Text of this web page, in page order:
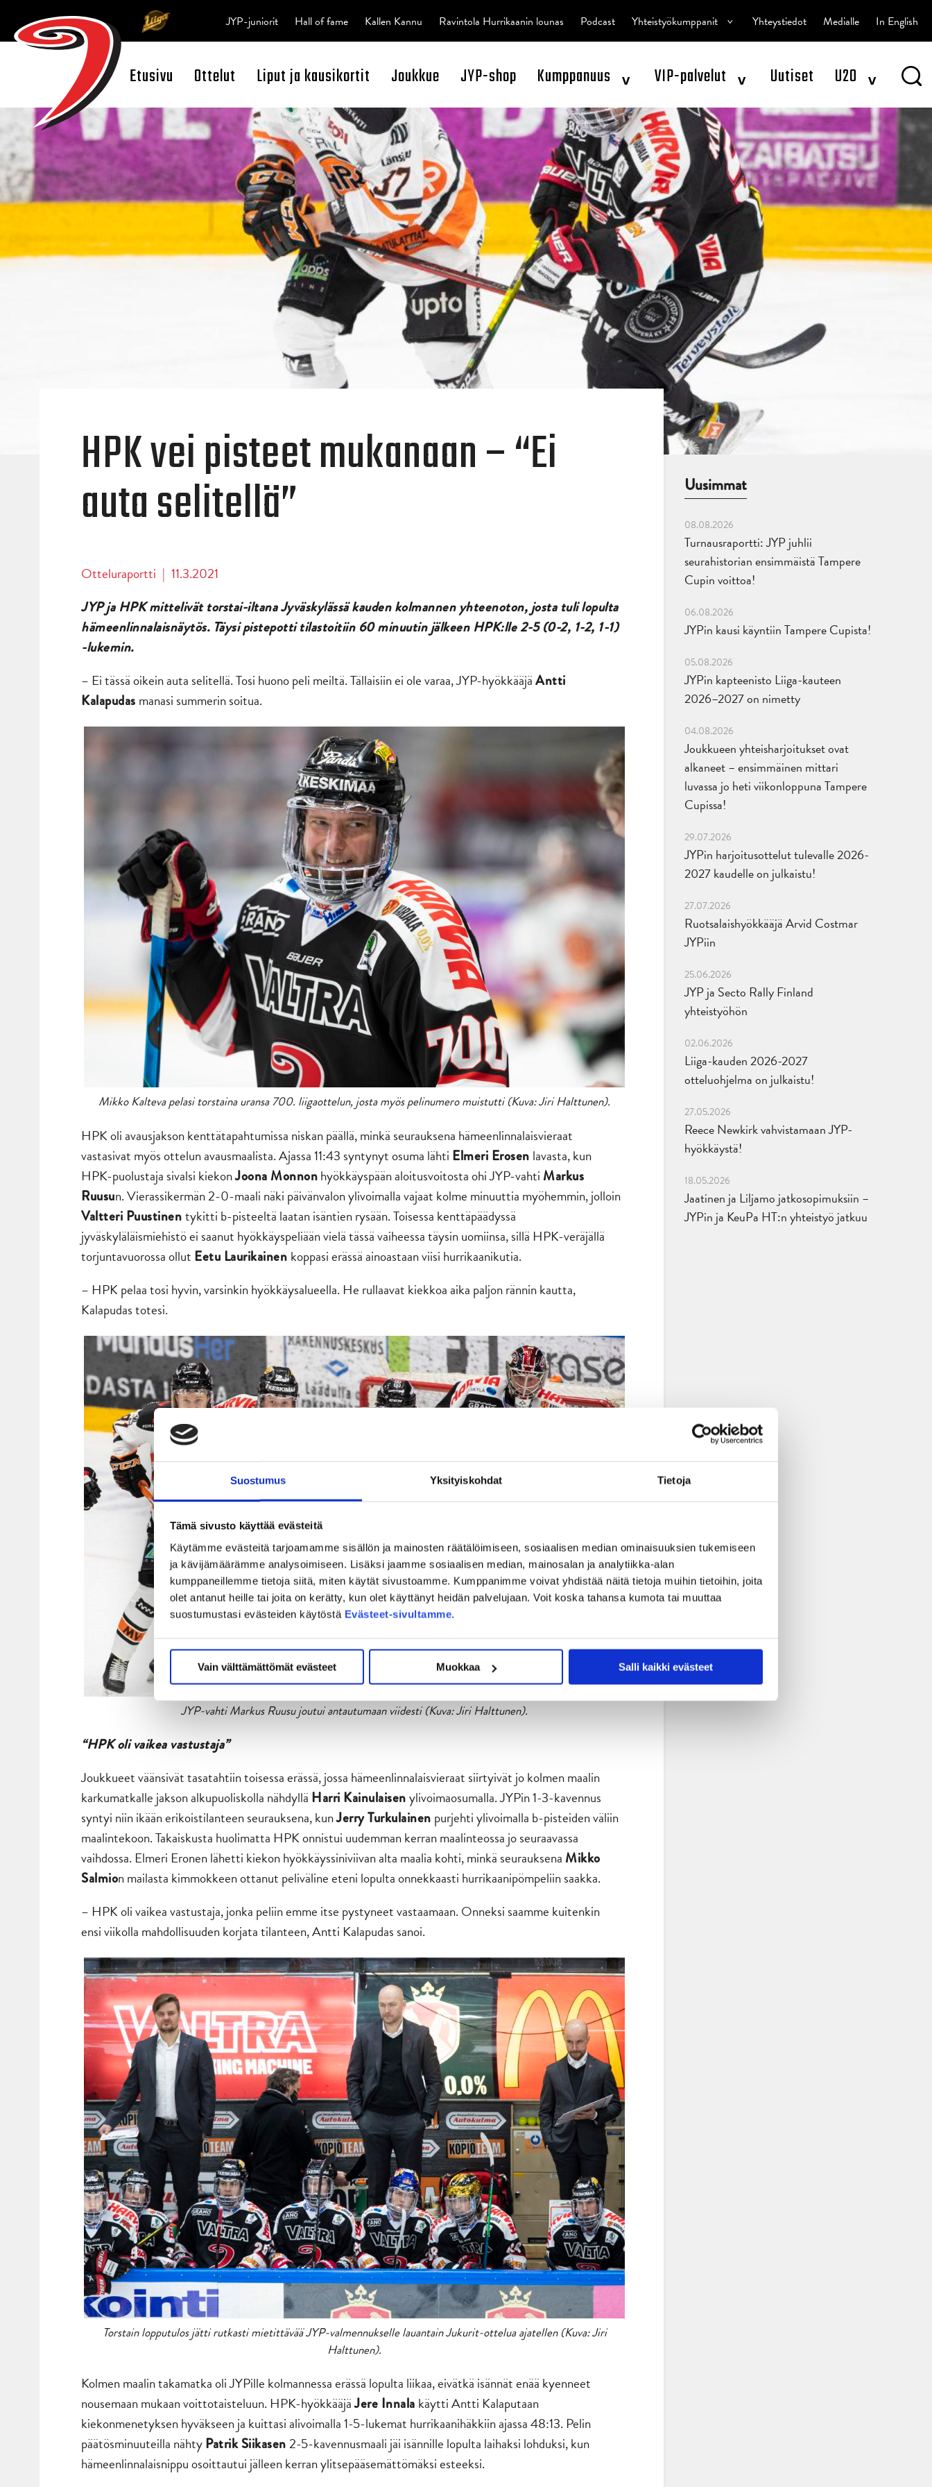
Suostumus Yksityiskohdat Tietoja
Tämä sivusto käyttää evästeitä
Käytämme evästeitä tarjoamamme sisällön ja mainosten räätälöimiseen, sosiaalisen median ominaisuuksien tukemiseen
ja kävijämäärämme analysoimiseen. Lisäksi jaamme sosiaalisen median, mainosalan ja analytiikka-alan
kumppaneillemme tietoja siitä, miten käytät sivustoamme. Kumppanimme voivat yhdistää näitä tietoja muihin tietoihin, joita
olet antanut heille tai joita on kerätty, kun olet käyttänyt heidän palvelujaan. Voit koska tahansa kumota tai muuttaa
suostumustasi evästeiden käytöstä Evästeet-sivultamme.
Vain välttämättömät evästeet Muokkaa Salli kaikki evästeet
Open Search
Etusivu Ottelut Liput ja kausikortit Joukkue JYP-shop Kumppanuus ^ VIP-palvelut ^ Uutiset U20 ^
JYP-juniorit Hall of fame Kallen Kannu Ravintola Hurrikaanin lounas Podcast Yhteistyökumppanit ^ Yhteystiedot Medialle In English
HPK vei pisteet mukanaan – “Ei
auta selitellä”
Otteluraportti | 11.3.2021
JYP ja HPK mittelivät torstai-iltana Jyväskylässä kauden kolmannen yhteenoton, josta tuli lopulta
hämeenlinnalaisnäytös. Täysi pistepotti tilastoitiin 60 minuutin jälkeen HPK:lle 2-5 (0-2, 1-2, 1-1)
-lukemin.
– Ei tässä oikein auta selitellä. Tosi huono peli meiltä. Tällaisiin ei ole varaa, JYP-hyökkääjäAntti
Kalapudas manasi summerin soitua.
Mikko Kalteva pelasi torstaina uransa 700. liigaottelun, josta myös pelinumero muistutti (Kuva: Jiri Halttunen).
HPK oli avausjakson kenttätapahtumissa niskan päällä, minkä seurauksena hämeenlinnalaisvieraat
vastasivat myös ottelun avausmaalista. Ajassa 11:43 syntynyt osuma lähti Elmeri Erosen lavasta, kun
HPK-puolustaja sivalsi kiekonJoona Monnonhyökkäyspään aloitusvoitosta ohi JYP-vahti Markus
Ruusun. Vierassikermän 2-0-maali näki päivänvalon ylivoimalla vajaat kolme minuuttia myöhemmin, jolloin
Valtteri Puustinentykitti b-pisteeltä laatan isäntien rysään. Toisessa kenttäpäädyssä
jyväskyläläismiehistö ei saanut hyökkäyspeliään vielä tässä vaiheessa täysin uomiinsa, sillä HPK-veräjällä
torjuntavuorossa ollut Eetu Laurikainen koppasi erässä ainoastaan viisi hurrikaanikutia.
– HPK pelaa tosi hyvin, varsinkin hyökkäysalueella. He rullaavat kiekkoa aika paljon rännin kautta,
Kalapudas totesi.
JYP-vahti Markus Ruusu joutui antautumaan viidesti (Kuva: Jiri Halttunen).
“HPK oli vaikea vastustaja”
Joukkueet väänsivät tasatahtiin toisessa erässä, jossa hämeenlinnalaisvieraat siirtyivät jo kolmen maalin
karkumatkalle jakson alkupuoliskolla nähdyllä Harri Kainulaisenylivoimaosumalla. JYPin 1-3-kavennus
syntyi niin ikään erikoistilanteen seurauksena, kunJerry Turkulainen purjehti ylivoimalla b-pisteiden väliin
maalintekoon. Takaiskusta huolimatta HPK onnistui uudemman kerran maalinteossa jo seuraavassa
vaihdossa. Elmeri Eronen lähetti kiekon hyökkäyssiniviivan alta maalia kohti, minkä seurauksena Mikko
Salmion mailasta kimmokkeen ottanut peliväline eteni lopulta onnekkaasti hurrikaanipömpeliin saakka.
– HPK oli vaikea vastustaja, jonka peliin emme itse pystyneet vastaamaan. Onneksi saamme kuitenkin
ensi viikolla mahdollisuuden korjata tilanteen, Antti Kalapudas sanoi.
Torstain lopputulos jätti rutkasti mietittävää JYP-valmennukselle lauantain Jukurit-ottelua ajatellen (Kuva: Jiri
Halttunen).
Kolmen maalin takamatka oli JYPille kolmannessa erässä lopulta liikaa, eivätkä isännät enää kyenneet
nousemaan mukaan voittotaisteluun. HPK-hyökkääjäJere Innala käytti Antti Kalaputaan
kiekonmenetyksen hyväkseen ja kuittasi alivoimalla 1-5-lukemat hurrikaanihäkkiin ajassa 48:13. Pelin
päätösminuuteilla nähtyPatrik Siikasen2-5-kavennusmaali jäi isännille lopulta laihaksi lohduksi, kun
hämeenlinnalaisnippu osoittautui jälleen kerran ylitsepääsemättömäksi esteeksi.
Uusimmat
08.08.2026
Turnausraportti: JYP juhlii
seurahistorian ensimmäistä Tampere
Cupin voittoa!
06.08.2026
JYPin kausi käyntiin Tampere Cupista!
05.08.2026
JYPin kapteenisto Liiga-kauteen
2026–2027 on nimetty
04.08.2026
Joukkueen yhteisharjoitukset ovat
alkaneet – ensimmäinen mittari
luvassa jo heti viikonloppuna Tampere
Cupissa!
29.07.2026
JYPin harjoitusottelut tulevalle 2026-
2027 kaudelle on julkaistu!
27.07.2026
Ruotsalaishyökkääjä Arvid Costmar
JYPiin
25.06.2026
JYP ja Secto Rally Finland
yhteistyöhön
02.06.2026
Liiga-kauden 2026-2027
otteluohjelma on julkaistu!
27.05.2026
Reece Newkirk vahvistamaan JYP-
hyökkäystä!
18.05.2026
Jaatinen ja Liljamo jatkosopimuksiin –
JYPin ja KeuPa HT:n yhteistyö jatkuu